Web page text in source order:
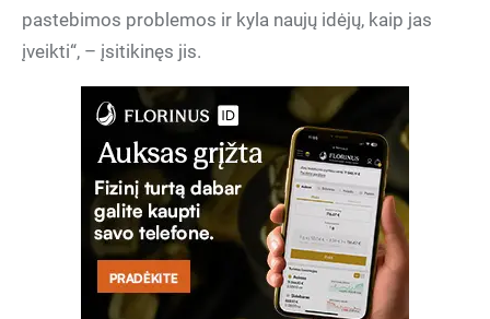
pastebimos problemos ir kyla naujų idėjų, kaip jas
įveikti“, – įsitikinęs jis.